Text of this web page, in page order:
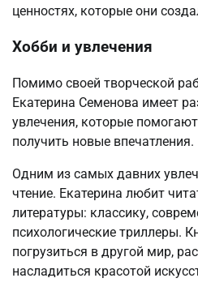
ценностях, которые они
Хобби и увлечения
Помимо своей творческой
Екатерина Семенова имеет
увлечения, которые
получить новые впечатления.
Одним из самых давних
чтение. Екатерина любит
литературы: классику,
психологические триллеры.
погрузиться в другой мир,
насладиться красотой